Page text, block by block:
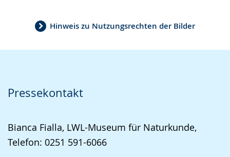
Hinweis zu Nutzungsrechten der Bilder
Pressekontakt
Bianca Fialla, LWL-Museum für Naturkunde,
Telefon: 0251 591-6066